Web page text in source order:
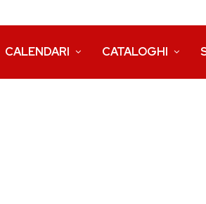
CALENDARI CATALOGHI